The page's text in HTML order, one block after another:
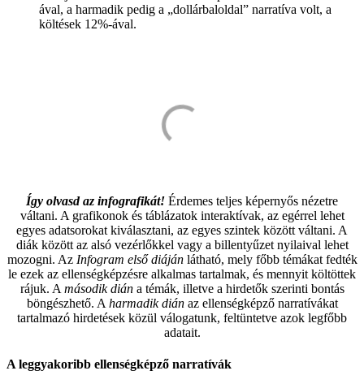
ával, a harmadik pedig a „dollárbaloldal” narratíva volt, a
költések 12%-ával.
Így olvasd az infografikát! Érdemes teljes képernyős nézetre
váltani. A grafikonok és táblázatok interaktívak, az egérrel lehet
egyes adatsorokat kiválasztani, az egyes szintek között váltani. A
diák között az alsó vezérlőkkel vagy a billentyűzet nyilaival lehet
mozogni. Az Infogram első diájánlátható, mely főbb témákat fedték
le ezek az ellenségképzésre alkalmas tartalmak, és mennyit költöttek
rájuk. A második diána témák, illetve a hirdetők szerinti bontás
böngészhető. A harmadik diánaz ellenségképző narratívákat
tartalmazó hirdetések közül válogatunk, feltüntetve azok legfőbb
adatait.
A leggyakoribb ellenségképző narratívák